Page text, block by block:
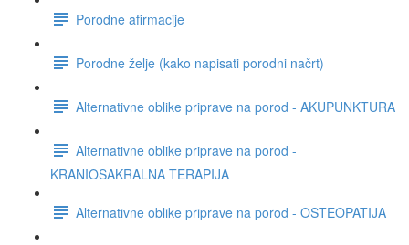
Porodne afirmacije
Porodne želje (kako napisati porodni načrt)
Alternativne oblike priprave na porod - AKUPUNKTURA
Alternativne oblike priprave na porod -
KRANIOSAKRALNA TERAPIJA
Alternativne oblike priprave na porod - OSTEOPATIJA